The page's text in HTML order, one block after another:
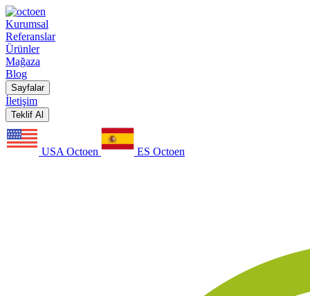
Kurumsal
Referanslar
Ürünler
Mağaza
Blog
Sayfalar
İletişim
Teklif Al
USA Octoen ES Octoen